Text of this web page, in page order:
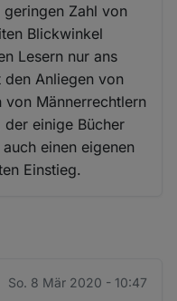
Zahl von
Blickwinkel
Lesern nur ans
Anliegen von
von Männerrechtlern
einige Bücher
einen eigenen
Einstieg.
So. 8 Mär 2020 - 10:47